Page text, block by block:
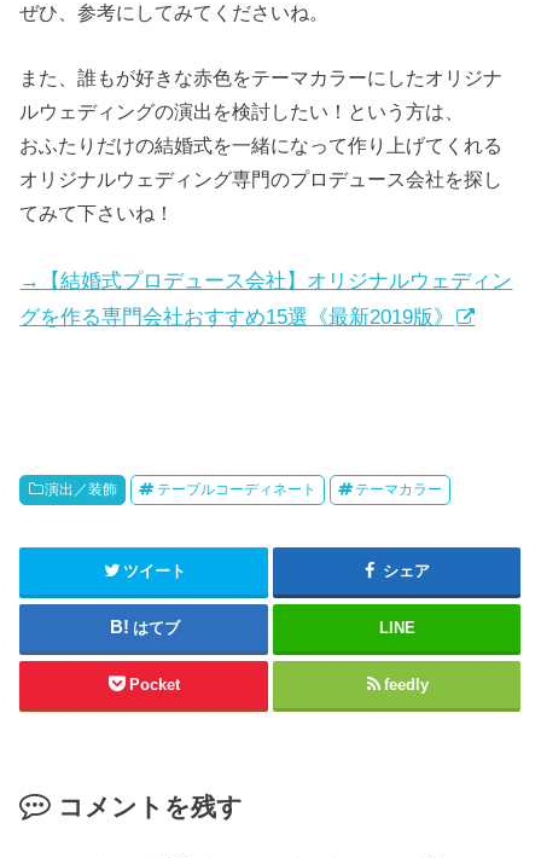
ぜひ、参考にしてみてくださいね。
また、誰もが好きな赤色をテーマカラーにしたオリジナ
ルウェディングの演出を検討したい！という方は、
おふたりだけの結婚式を一緒になって作り上げてくれる
オリジナルウェディング専門のプロデュース会社を探し
てみて下さいね！
→【結婚式プロデュース会社】オリジナルウェディン
グを作る専門会社おすすめ15選《最新2019版》
演出／装飾 テーブルコーディネート テーマカラー
ツイート シェア
はてブ LINE
Pocket feedly
コメントを残す